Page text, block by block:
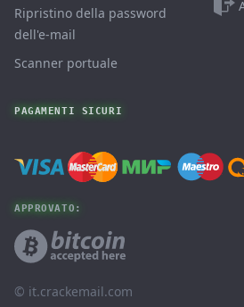
Ripristino della password
dell'e-mail
Scanner portuale
PAGAMENTI SICURI
APPROVATO:
© ‌it.crackemail.com